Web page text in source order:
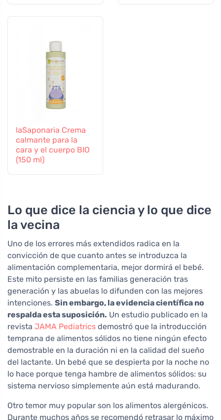
laSaponaria Crema
calmante para la
cara y el cuerpo BIO
(150 ml)
Lo que dice la ciencia y lo que dice
la vecina
Uno de los errores más extendidos radica en la
convicción de que cuanto antes se introduzca la
alimentación complementaria, mejor dormirá el bebé.
Este mito persiste en las familias generación tras
generación y las abuelas lo difunden con las mejores
intenciones. Sin embargo, la evidencia científica no
respalda esta suposición. Un estudio publicado en la
revista JAMA Pediatrics demostró que la introducción
temprana de alimentos sólidos no tiene ningún efecto
demostrable en la duración ni en la calidad del sueño
del lactante. Un bebé que se despierta por la noche no
lo hace porque tenga hambre de alimentos sólidos: su
sistema nervioso simplemente aún está madurando.
Otro temor muy popular son los alimentos alergénicos.
Durante muchos años se recomendó retrasar lo máximo